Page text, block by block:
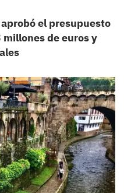
el presupuesto
de euros y